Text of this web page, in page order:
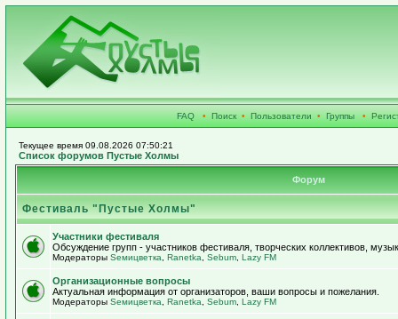
FAQ • Поиск • Пользователи • Группы •
Текущее время 09.08.2026 07:50:21
Список форумов Пустые Холмы
Форум
Фестиваль "Пустые Холмы"
Участники фестиваля
Обсуждение групп - участников фестиваля, творческих коллективов,
Модераторы Sемицветка Ranetka Sebum Lazy FM
Организационные вопросы
Актуальная информация от организаторов, ваши вопросы и пожелания.
Модераторы Sемицветка Ranetka Sebum Lazy FM